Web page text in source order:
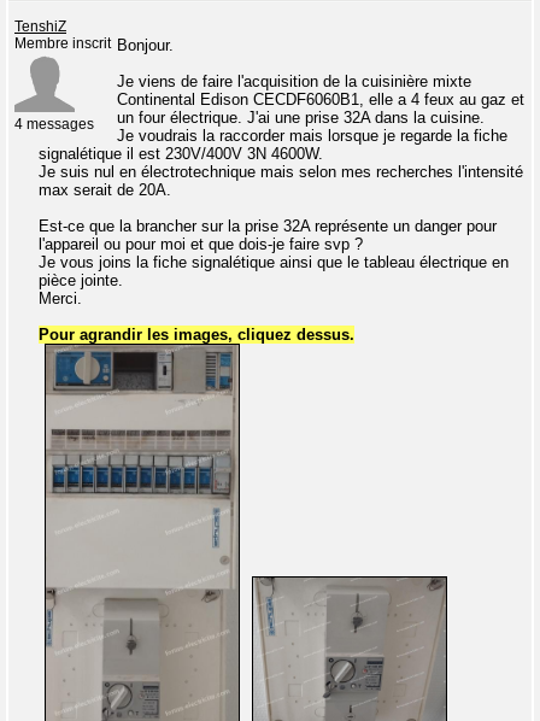
TenshiZ
Membre inscrit
4 messages
Bonjour.
Je viens de faire l'acquisition de la cuisinière mixte
Continental Edison CECDF6060B1, elle a 4 feux au gaz et
un four électrique. J'ai une prise 32A dans la cuisine.
Je voudrais la raccorder mais lorsque je regarde la fiche
signalétique il est 230V/400V 3N 4600W.
Je suis nul en électrotechnique mais selon mes recherches l'intensité
max serait de 20A.
Est-ce que la brancher sur la prise 32A représente un danger pour
l'appareil ou pour moi et que dois-je faire svp ?
Je vous joins la fiche signalétique ainsi que le tableau électrique en
pièce jointe.
Merci.
Pour agrandir les images, cliquez dessus.